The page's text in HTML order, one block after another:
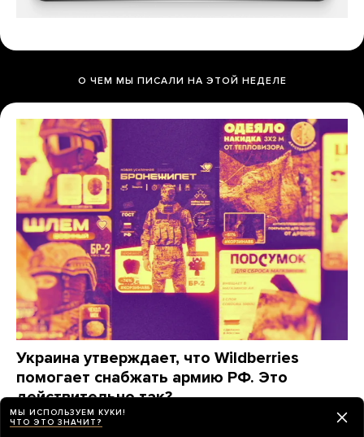
О ЧЕМ МЫ ПИСАЛИ НА ЭТОЙ НЕДЕЛЕ
Украина утверждает, что Wildberries
помогает снабжать армию РФ. Это
действительно так?
«Медуза» изучила, какие товары заказывают для
МЫ ИСПОЛЬЗУЕМ КУКИ!
ЧТО ЭТО ЗНАЧИТ?